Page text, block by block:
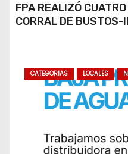
FPA REALIZÓ
CORRAL DE BUSTOS-
CATEGORIAS LOCALES